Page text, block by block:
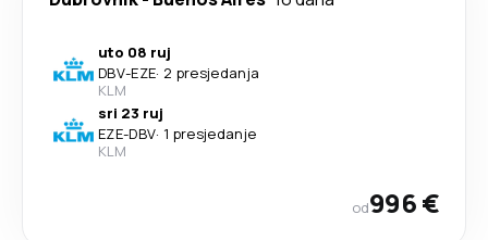
uto 08 ruj
DBV-EZE· 2 presjedanja
KLM
sri 23 ruj
EZE-DBV· 1 presjedanje
KLM
od996 €